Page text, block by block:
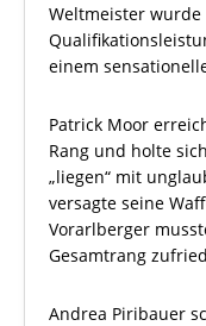
Weltmeister
einem
Patrick Moor
Rang und holte
„liegen“ mit
versagte seine
Vorarlberger
Gesamtrang
Andrea Piribauer